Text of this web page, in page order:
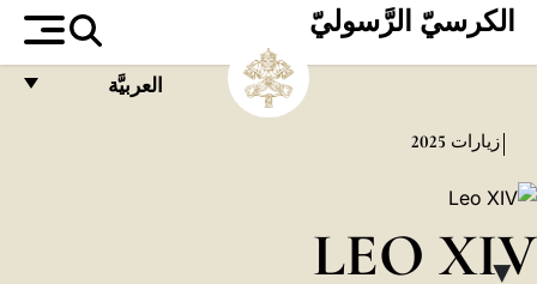
الكرسيّ الرَّسوليّ
العربيَّة
زيارات 2025
LEO XIV
▸